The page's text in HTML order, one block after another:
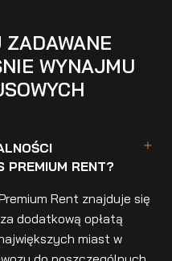
WYNAJMU
PREMIUM RENT?
Rent znajduje się
dodatkową opłatą
miast w